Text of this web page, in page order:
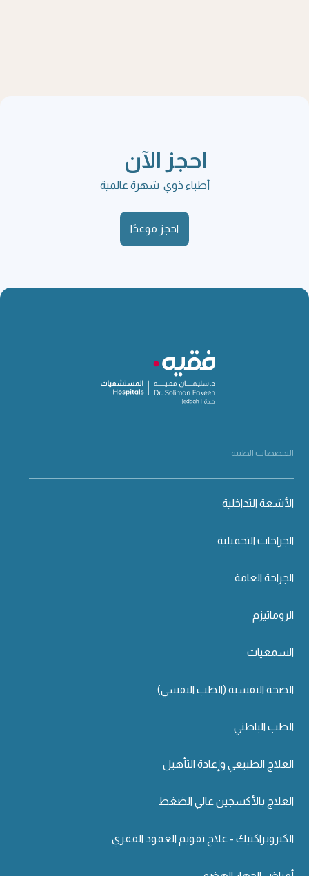
احجز الآن
أطباء ذوي شهرة عالمية
احجز موعدًا
التخصصات الطبية
الأشعة التداخلية
الجراحات التجميلية
الجراحة العامة
الروماتيزم
السمعيات
الصحة النفسية (الطب النفسي)
الطب الباطني
العلاج الطبيعي وإعادة التأهيل
العلاج بالأكسجين عالي الضغط
الكيروبراكتيك - علاج تقويم العمود الفقري